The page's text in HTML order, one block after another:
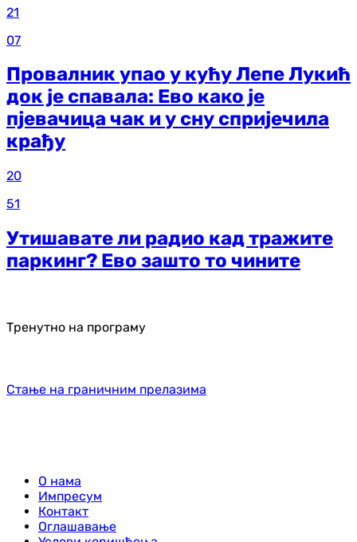
21
07
Провалник упао у кућу Лепе Лукић
док је спавала: Ево како је
пјевачица чак и у сну спријечила
крађу
20
51
Утишавате ли радио кад тражите
паркинг? Ево зашто то чините
Тренутно на програму
Стање на граничним прелазима
О нама
Импресум
Контакт
Оглашавање